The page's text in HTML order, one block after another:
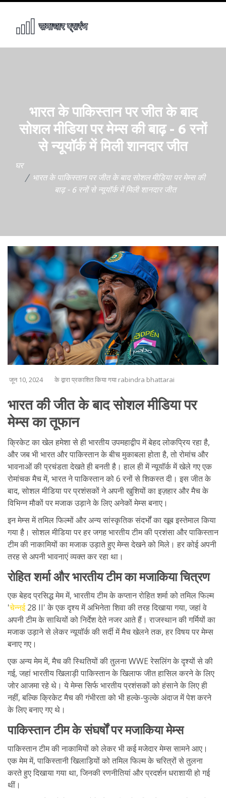
भारत के पाकिस्तान पर जीत के बाद
सोशल मीडिया पर मेम्स की बाढ़ - 6 रनों
से न्यूयॉर्क में मिली शानदार जीत
घर
भारत के पाकिस्तान पर जीत के बाद सोशल मीडिया पर मेम्स की
बाढ़ - 6 रनों से न्यूयॉर्क में मिली शानदार जीत
जून 10, 2024 के द्वारा प्रकाशित किया गया rabindra bhattarai
भारत की जीत के बाद सोशल मीडिया पर
मेम्स का तूफान
क्रिकेट का खेल हमेशा से ही भारतीय उपमहाद्वीप में बेहद लोकप्रिय रहा है,
और जब भी भारत और पाकिस्तान के बीच मुकाबला होता है, तो रोमांच और
भावनाओं की प्रचंडता देखते ही बनती है। हाल ही में न्यूयॉर्क में खेले गए एक
रोमांचक मैच में, भारत ने पाकिस्तान को 6 रनों से शिकस्त दी। इस जीत के
बाद, सोशल मीडिया पर प्रशंसकों ने अपनी खुशियों का इज़हार और मैच के
विभिन्न मौकों पर मजाक उड़ाने के लिए अनेकों मेम्स बनाए।
इन मेम्स में तमिल फिल्मों और अन्य सांस्कृतिक संदर्भों का खूब इस्तेमाल किया
गया है। सोशल मीडिया पर हर जगह भारतीय टीम की प्रशंसा और पाकिस्तान
टीम की नाकामियों का मजाक उड़ाते हुए मेम्स देखने को मिले। हर कोई अपनी
तरह से अपनी भावनाएं व्यक्त कर रहा था।
रोहित शर्मा और भारतीय टीम का मजाकिया चित्रण
एक बेहद प्रसिद्ध मेम में, भारतीय टीम के कप्तान रोहित शर्मा को तमिल फिल्म
'चेन्नई28 II' के एक दृश्य में अभिनेता शिवा की तरह दिखाया गया, जहां वे
अपनी टीम के साथियों को निर्देश देते नजर आते हैं। राजस्थान की गर्मियों का
मजाक उड़ाने से लेकर न्यूयॉर्क की सर्दी में मैच खेलने तक, हर विषय पर मेम्स
बनाए गए।
एक अन्य मेम में, मैच की स्थितियों की तुलना WWE रेसलिंग के दृश्यों से की
गई, जहां भारतीय खिलाड़ी पाकिस्तान के खिलाफ जीत हासिल करने के लिए
जोर आजमा रहे थे। ये मेम्स सिर्फ भारतीय प्रशंसकों को हंसाने के लिए ही
नहीं, बल्कि क्रिकेट मैच की गंभीरता को भी हल्के-फुल्के अंदाज में पेश करने
के लिए बनाए गए थे।
पाकिस्तान टीम के संघर्षों पर मजाकिया मेम्स
पाकिस्तान टीम की नाकामियों को लेकर भी कई मजेदार मेम्स सामने आए।
एक मेम में, पाकिस्तानी खिलाड़ियों को तमिल फिल्म के चरित्रों से तुलना
करते हुए दिखाया गया था, जिनकी रणनीतियां और प्रदर्शन धराशायी हो गई
थीं।